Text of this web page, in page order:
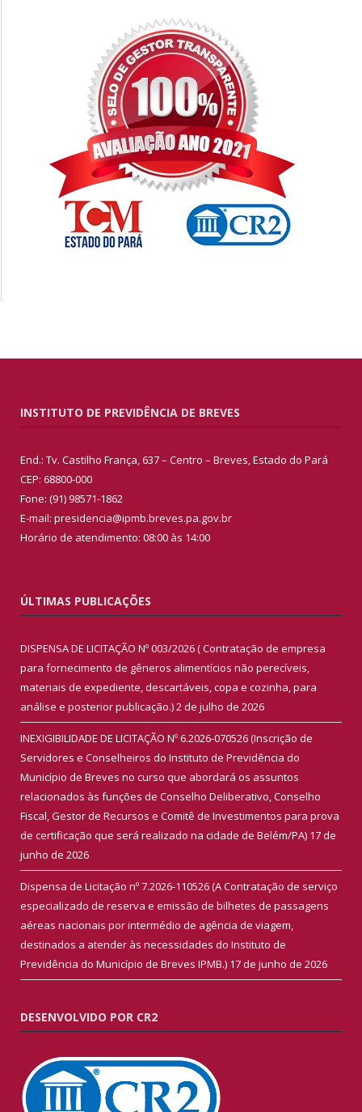
INSTITUTO DE PREVIDÊNCIA DE BREVES
End.: Tv. Castilho França, 637 – Centro – Breves, Estado do Pará
CEP: 68800-000
Fone: (91) 98571-1862
E-mail: presidencia@ipmb.breves.pa.gov.br
Horário de atendimento: 08:00 às 14:00
ÚLTIMAS PUBLICAÇÕES
DISPENSA DE LICITAÇÃO Nº 003/2026 ( Contratação de empresa
para fornecimento de gêneros alimentícios não perecíveis,
materiais de expediente, descartáveis, copa e cozinha, para
análise e posterior publicação.)2 de julho de 2026
INEXIGIBILIDADE DE LICITAÇÃO Nº 6.2026-070526 (Inscrição de
Servidores e Conselheiros do Instituto de Previdência do
Município de Breves no curso que abordará os assuntos
relacionados às funções de Conselho Deliberativo, Conselho
Fiscal, Gestor de Recursos e Comitê de Investimentos para prova
de certificação que será realizado na cidade de Belém/PA) 17 de
junho de 2026
Dispensa de Licitação nº 7.2026-110526 (A Contratação de serviço
especializado de reserva e emissão de bilhetes de passagens
aéreas nacionais por intermédio de agência de viagem,
destinados a atender às necessidades do Instituto de
Previdência do Município de Breves IPMB.) 17 de junho de 2026
DESENVOLVIDO POR CR2